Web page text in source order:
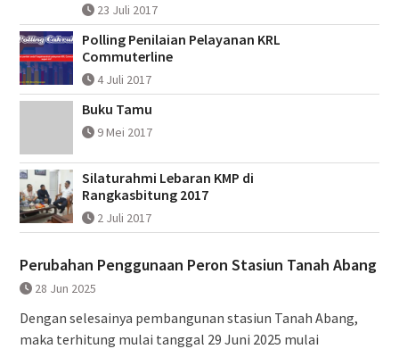
23 Juli 2017
Polling Penilaian Pelayanan KRL
Commuterline
4 Juli 2017
Buku Tamu
9 Mei 2017
Silaturahmi Lebaran KMP di
Rangkasbitung 2017
2 Juli 2017
Perubahan Penggunaan Peron Stasiun Tanah Abang
28 Jun 2025
Dengan selesainya pembangunan stasiun Tanah Abang,
maka terhitung mulai tanggal 29 Juni 2025 mulai